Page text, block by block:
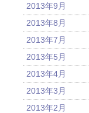
2013年9月
2013年8月
2013年7月
2013年5月
2013年4月
2013年3月
2013年2月